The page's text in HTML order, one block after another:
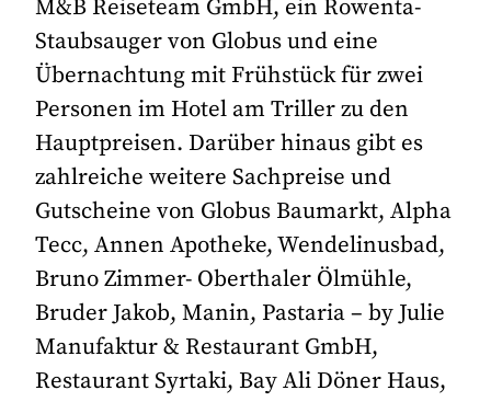
M&B Reiseteam GmbH, ein Rowenta-
Staubsauger von Globus und eine
Übernachtung mit Frühstück für zwei
Personen im Hotel am Triller zu den
Hauptpreisen. Darüber hinaus gibt es
zahlreiche weitere Sachpreise und
Gutscheine von Globus Baumarkt, Alpha
Tecc, Annen Apotheke, Wendelinusbad,
Bruno Zimmer- Oberthaler Ölmühle,
Bruder Jakob, Manin, Pastaria – by Julie
Manufaktur & Restaurant GmbH,
Restaurant Syrtaki, Bay Ali Döner Haus,